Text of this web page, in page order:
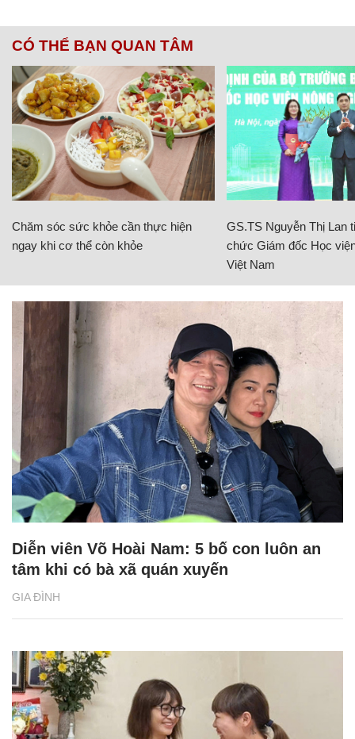
CÓ THỂ BẠN QUAN TÂM
Chăm sóc sức khỏe cần thực hiện
ngay khi cơ thể còn khỏe
GS.TS Nguyễn Thị Lan
chức Giám đốc Học
Việt Nam
GIA ĐÌNH
Diễn viên Võ Hoài Nam: 5 bố con luôn an
tâm khi có bà xã quán xuyến